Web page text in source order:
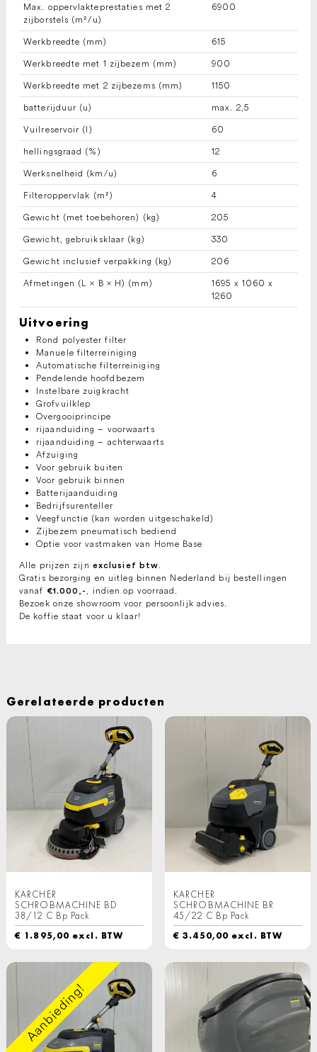
Max. oppervlakteprestaties met 2
zijborstels (m²/u)
6900
Werkbreedte (mm) 615
Werkbreedte met 1 zijbezem (mm) 900
Werkbreedte met 2 zijbezems (mm) 1150
batterijduur (u) max. 2,5
Vuilreservoir (l) 60
hellingsgraad (%) 12
Werksnelheid (km/u) 6
Filteroppervlak (m²) 4
Gewicht (met toebehoren) (kg) 205
Gewicht, gebruiksklaar (kg) 330
Gewicht inclusief verpakking (kg) 206
Afmetingen (L × B × H) (mm)
1695 x 1060 x
1260
Uitvoering
Rond polyester filter
Manuele filterreiniging
Automatische filterreiniging
Pendelende hoofdbezem
Instelbare zuigkracht
Grofvuilklep
Overgooiprincipe
rijaanduiding – voorwaarts
rijaanduiding – achterwaarts
Afzuiging
Voor gebruik buiten
Voor gebruik binnen
Batterijaanduiding
Bedrijfsurenteller
Veegfunctie (kan worden uitgeschakeld)
Zijbezem pneumatisch bediend
Optie voor vastmaken van Home Base
Alle prijzen zijn exclusief btw
Gratis bezorging en uitleg binnen Nederland bij bestellingen
vanaf €1.000,-
, indien op voorraad.
Bezoek onze showroom voor persoonlijk advies.
De koffie staat voor u klaar!
Gerelateerde producten
KARCHER
SCHROBMACHINE BD
38/12 C Bp Pack
€ 1.895,00 excl. BTW
KARCHER
SCHROBMACHINE BR
45/22 C Bp Pack
€ 3.450,00 excl. BTW
Aanbieding!